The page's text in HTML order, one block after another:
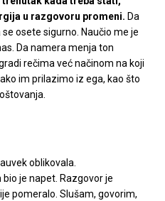
u razgovoru promeni. Da
osete sigurno. Naučio me je
Da namera menja ton
rečima već načinom na koji
im prilazimo iz ega, kao što
oblikovala.
je napet. Razgovor je
pomeralo. Slušam, govorim,